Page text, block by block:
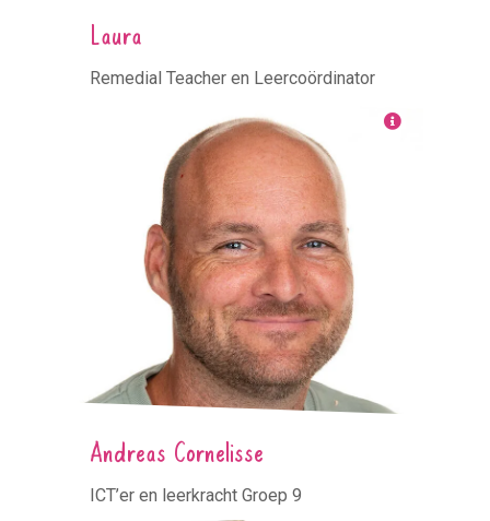
Laura
Remedial Teacher en Leercoördinator
Andreas Cornelisse
ICT’er en leerkracht Groep 9